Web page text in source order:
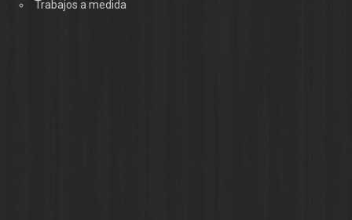
Trabajos a medida